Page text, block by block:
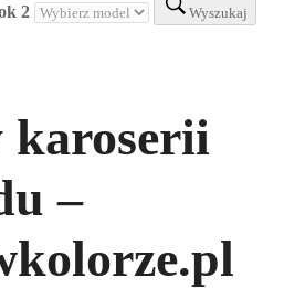
2 Wyszukaj
karoserii
–